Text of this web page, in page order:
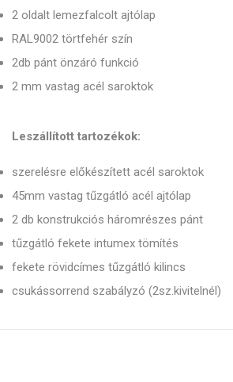
2 oldalt lemezfalcolt ajtólap
RAL9002 törtfehér szín
2db pánt önzáró funkció
2 mm vastag acél saroktok
Leszállított tartozékok:
szerelésre előkészített acél saroktok
45mm vastag tűzgátló acél ajtólap
2 db konstrukciós háromrészes pánt
tűzgátló fekete intumex tömítés
fekete rövidcímes tűzgátló kilincs
csukássorrend szabályzó (2sz.kivitelnél)